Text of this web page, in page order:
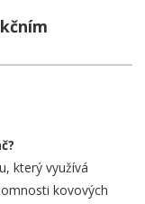
který využívá
kovových